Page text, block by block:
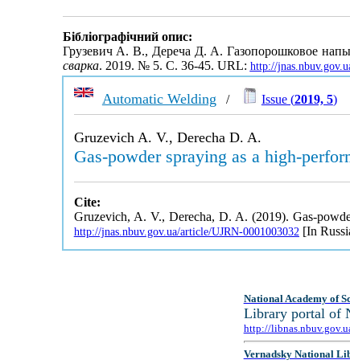
Бібліографічний опис:
Грузевич А. В., Дереча Д. А. Газопорошковое
сварка. 2019. № 5. С. 36-45. URL: http://
Automatic Welding / Issue (2019, 5)
Gruzevich A. V., Derecha D. A.
Gas-powder spraying as a high-
Cite:
Gruzevich, A. V., Derecha, D. A. (2019). Gas-
http://jnas.nbuv.gov.ua/article/UJRN-0001003032 [In
National Academy of
Library portal of
http://
Vernadsky National